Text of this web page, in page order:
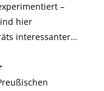
–
hier
interessanter…